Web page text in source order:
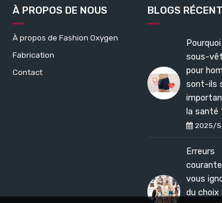
À PROPOS DE NOUS
À propos de Fashion Oxygen
Fabrication
Contact
BLOGS
2025/
sous-
pour
sont-ils
la santé
Erreurs
vous
du choix